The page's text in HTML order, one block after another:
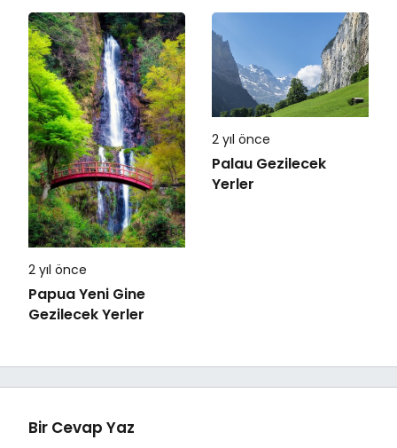
2 yıl önce
Papua Yeni Gine
Gezilecek Yerler
2 yıl önce
Palau Gezilecek
Yerler
Bir Cevap Yaz